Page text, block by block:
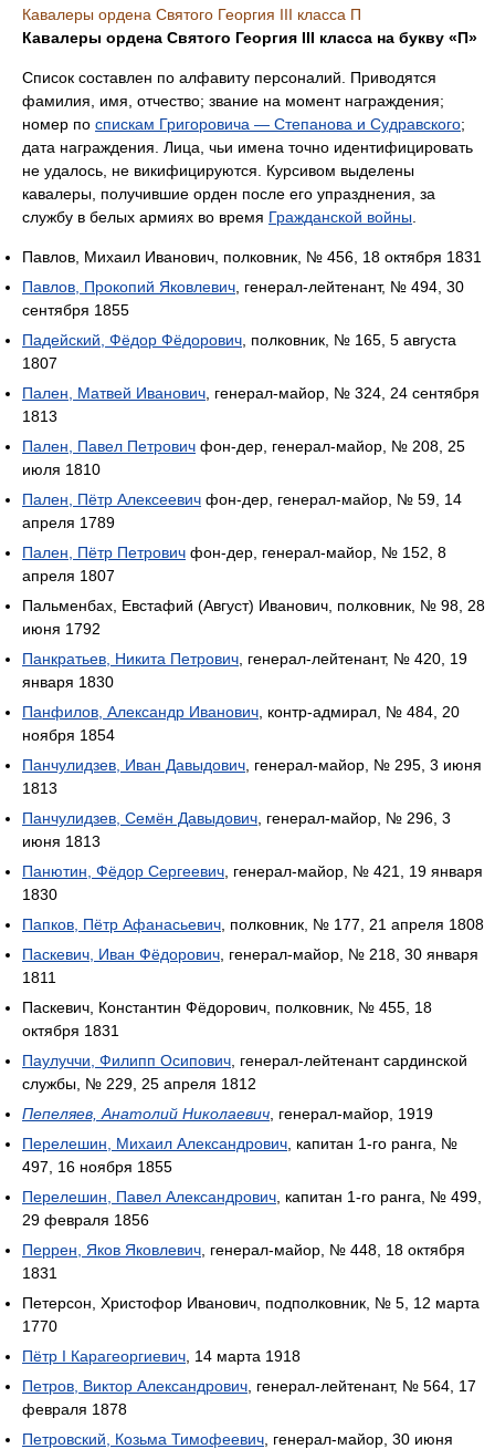
Кавалеры ордена Святого Георгия III класса П
Кавалеры ордена Святого Георгия III класса на букву «П»
Список составлен по алфавиту персоналий. Приводятся
фамилия, имя, отчество; звание на момент награждения;
номер по спискам Григоровича — Степанова и Судравского;
дата награждения. Лица, чьи имена точно идентифицировать
не удалось, не викифицируются. Курсивом выделены
кавалеры, получившие орден после его упразднения, за
службу в белых армиях во время Гражданской войны
Павлов, Михаил Иванович, полковник, № 456, 18 октября 1831
Павлов, Прокопий Яковлевич , генерал-лейтенант, № 494, 30
сентября 1855
Падейский, Фёдор Фёдорович , полковник, № 165, 5 августа
1807
Пален, Матвей Иванович , генерал-майор, № 324, 24 сентября
1813
Пален, Павел Петрович фон-дер, генерал-майор, № 208, 25
июля 1810
Пален, Пётр Алексеевич фон-дер, генерал-майор, № 59, 14
апреля 1789
Пален, Пётр Петрович фон-дер, генерал-майор, № 152, 8
апреля 1807
Пальменбах, Евстафий (Август) Иванович, полковник, № 98, 28
июня 1792
Панкратьев, Никита Петрович , генерал-лейтенант, № 420, 19
января 1830
Панфилов, Александр Иванович , контр-адмирал, № 484, 20
ноября 1854
Панчулидзев, Иван Давыдович , генерал-майор, № 295, 3 июня
1813
Панчулидзев, Семён Давыдович , генерал-майор, № 296, 3
июня 1813
Панютин, Фёдор Сергеевич , генерал-майор, № 421, 19 января
1830
Папков, Пётр Афанасьевич , полковник, № 177, 21 апреля 1808
Паскевич, Иван Фёдорович , генерал-майор, № 218, 30 января
1811
Паскевич, Константин Фёдорович, полковник, № 455, 18
октября 1831
Паулуччи, Филипп Осипович , генерал-лейтенант сардинской
службы, № 229, 25 апреля 1812
Пепеляев, Анатолий Николаевич , генерал-майор, 1919
Перелешин, Михаил Александрович , капитан 1-го ранга, №
497, 16 ноября 1855
Перелешин, Павел Александрович , капитан 1-го ранга, № 499,
29 февраля 1856
Перрен, Яков Яковлевич , генерал-майор, № 448, 18 октября
1831
Петерсон, Христофор Иванович, подполковник, № 5, 12 марта
1770
Пётр I Карагеоргиевич , 14 марта 1918
Петров, Виктор Александрович , генерал-лейтенант, № 564, 17
февраля 1878
Петровский, Козьма Тимофеевич , генерал-майор, 30 июня